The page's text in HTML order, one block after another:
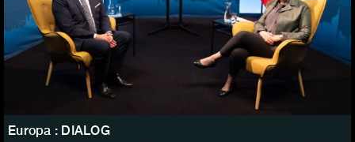
Europa : DIALOG